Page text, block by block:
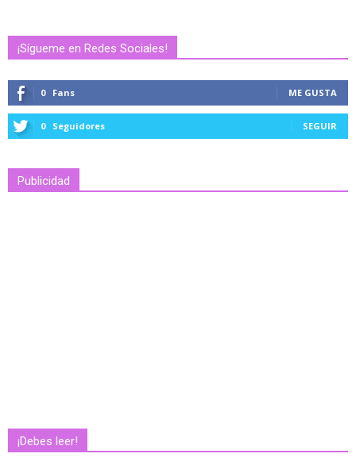
¡Sígueme en Redes Sociales!
0 Fans ME GUSTA
0 Seguidores SEGUIR
Publicidad
¡Debes leer!